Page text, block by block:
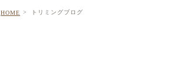
HOME トリミングブログ